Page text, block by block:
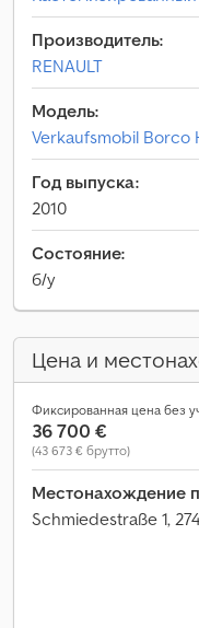
Производитель:
RENAULT
Модель:
Verkaufsmobil Borco
Год выпуска:
2010
Состояние:
б/у
Цена и
Фиксированная цена без
36 700 €
(43 673 € брутто)
Местонахождение
Schmiedestraße 1,